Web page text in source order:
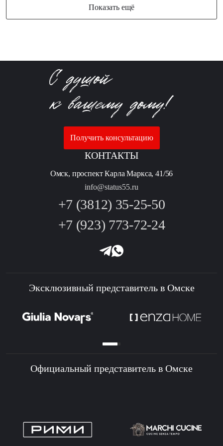
Показать ещё
Получить консультацию
КОНТАКТЫ
Омск, проспект Карла Маркса, 41/56
info@status55.ru
+7 (3812) 35-25-50
+7 (923) 773-72-24
Эксклюзивный представитель в Омске
Официальный представитель в Омске